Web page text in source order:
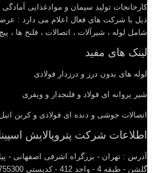
کارخانجات تولید سیمان و موادغذایی
ذیل با شرکت های فعال اعلام می دارد :
شامل لوله ، شیرآلات ، اتصالات ، فلنج ها ،
لینک های مفید
لوله های بدون درز و درزدار فولادی
شیر پروانه ای فولاد و فلنجدار و ویفری
اتصالات جوشی و دنده ای فولادی و کربن اتیل
اطلاعات شرکت پتروپالایش
آدرس : تهران - بزرگراه اشرفی اصفهانی -
گلشن - طبقه 4 - واحد 412 - کدپستی 1471755300